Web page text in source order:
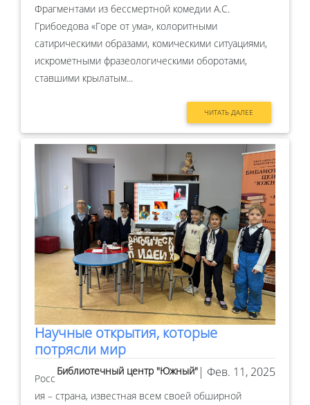
Фрагментами из бессмертной комедии А.С.
Грибоедова «Горе от ума», колоритными
сатирическими образами, комическими ситуациями,
искрометными фразеологическими оборотами,
ставшими крылатым...
ЧИТАТЬ ДАЛЕЕ
Научные открытия, которые
потрясли мир
| Фев. 11, 2025
Библиотечный центр "Южный"
Росс
ия – страна, известная всем своей обширной